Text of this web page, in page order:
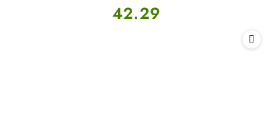
Cena:
42.29